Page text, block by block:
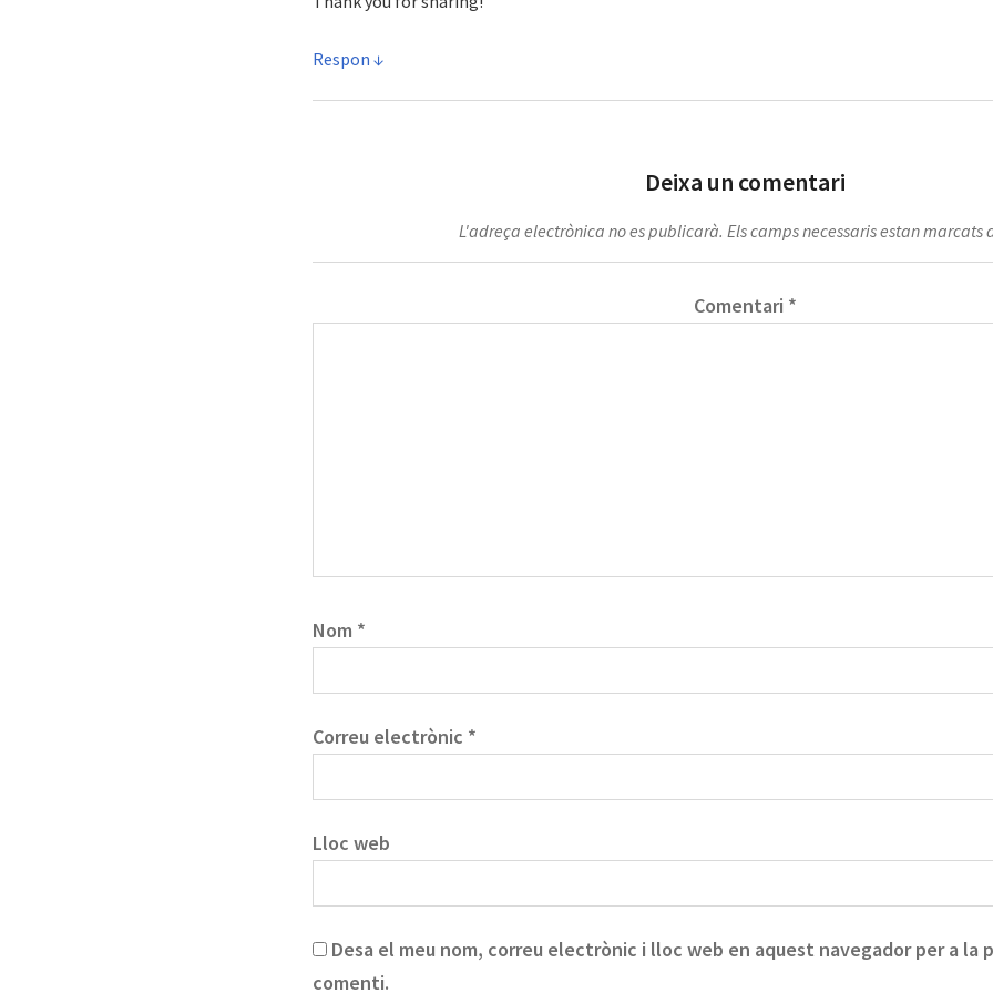
Respon
Deixa un comentari
L'adreça electrònica no es publicarà. Els camps necessaris estan marcats
Comentari *
Nom *
Correu electrònic *
Lloc web
Desa el meu nom, correu electrònic i lloc web en aquest navegador per a la
comenti.